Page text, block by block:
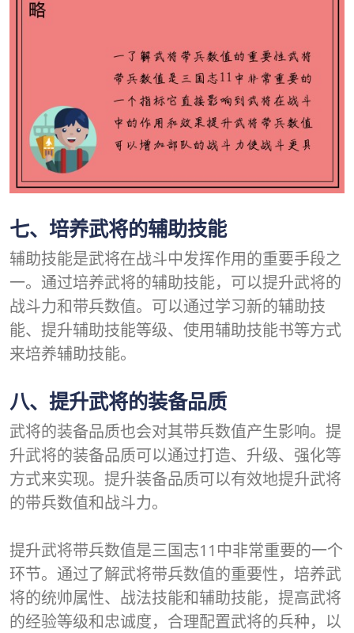
七、培养武将的辅助技能
辅助技能是武将在战斗中发挥作用的重要手段之
一。通过培养武将的辅助技能，可以提升武将的
战斗力和带兵数值。可以通过学习新的辅助技
能、提升辅助技能等级、使用辅助技能书等方式
来培养辅助技能。
八、提升武将的装备品质
武将的装备品质也会对其带兵数值产生影响。提
升武将的装备品质可以通过打造、升级、强化等
方式来实现。提升装备品质可以有效地提升武将
的带兵数值和战斗力。
提升武将带兵数值是三国志11中非常重要的一个
环节。通过了解武将带兵数值的重要性，培养武
将的统帅属性、战法技能和辅助技能，提高武将
的经验等级和忠诚度，合理配置武将的兵种，以